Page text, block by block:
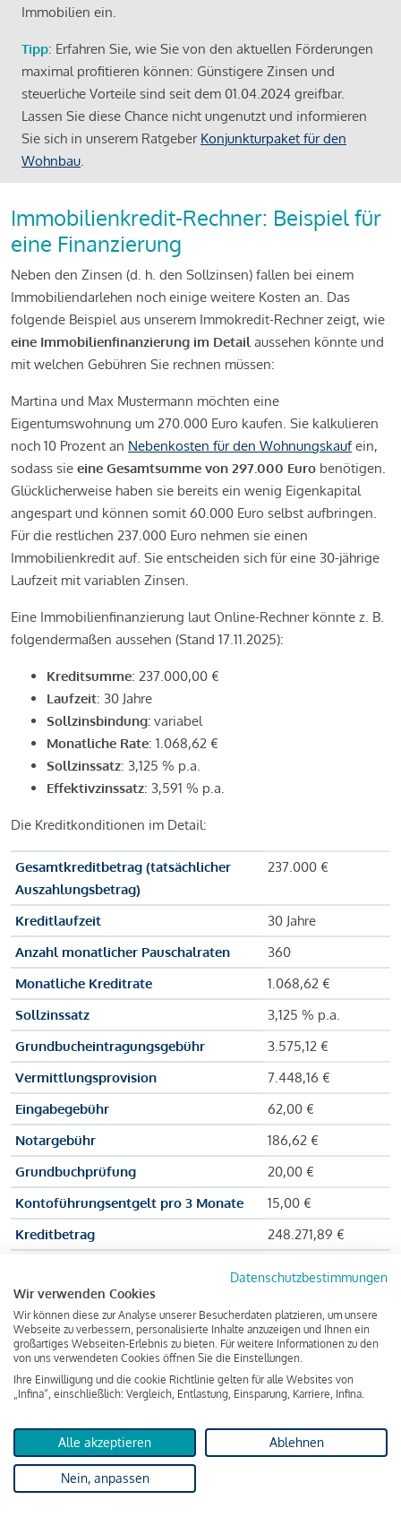
Immobilien ein.
Tipp: Erfahren Sie, wie Sie von den aktuellen Förderungen
maximal profitieren können: Günstigere Zinsen und
steuerliche Vorteile sind seit dem 01.04.2024 greifbar.
Lassen Sie diese Chance nicht ungenutzt und informieren
Sie sich in unserem Ratgeber Konjunkturpaket für den
Wohnbau.
Immobilienkredit-Rechner: Beispiel für
eine Finanzierung
Neben den Zinsen (d. h. den Sollzinsen) fallen bei einem
Immobiliendarlehen noch einige weitere Kosten an. Das
folgende Beispiel aus unserem Immokredit-Rechner zeigt, wie
eine Immobilienfinanzierung im Detail aussehen könnte und
mit welchen Gebühren Sie rechnen müssen:
Martina und Max Mustermann möchten eine
Eigentumswohnung um 270.000 Euro kaufen. Sie kalkulieren
noch 10 Prozent an Nebenkosten für den Wohnungskaufein,
sodass sie eine Gesamtsumme von 297.000 Euro benötigen.
Glücklicherweise haben sie bereits ein wenig Eigenkapital
angespart und können somit 60.000 Euro selbst aufbringen.
Für die restlichen 237.000 Euro nehmen sie einen
Immobilienkredit auf. Sie entscheiden sich für eine 30-jährige
Laufzeit mit variablen Zinsen.
Eine Immobilienfinanzierung laut Online-Rechner könnte z. B.
folgendermaßen aussehen (Stand 17.11.2025):
Kreditsumme: 237.000,00 €
Laufzeit: 30 Jahre
Sollzinsbindung: variabel
Monatliche Rate: 1.068,62 €
Sollzinssatz: 3,125 % p.a.
Effektivzinssatz: 3,591 % p.a.
Die Kreditkonditionen im Detail:
Gesamtkreditbetrag (tatsächlicher
Auszahlungsbetrag)
237.000 €
Kreditlaufzeit
30 Jahre
Anzahl monatlicher Pauschalraten
360
Monatliche Kreditrate
1.068,62 €
Sollzinssatz
3,125 % p.a.
Grundbucheintragungsgebühr
3.575,12 €
Vermittlungsprovision
7.448,16 €
Eingabegebühr
62,00 €
Notargebühr
186,62 €
Grundbuchprüfung
20,00 €
Kontoführungsentgelt pro 3 Monate
15,00 €
Kreditbetrag
248.271,89 €
Zu zahlender Gesamtbetrag
Kreditvermittler
INFINA Credit
Broker GmbH
von 237.000 Euro ausgezahlt, um die Wohnung zu kaufen.
Darüber hinaus fallen aber noch einige Gebühren an (z. B. die
Grundbucheintragungsgebühr), sodass die Bank den
Datenschutzbestimmungen
Wir verwenden Cookies
Wir können diese zur Analyse unserer Besucherdaten platzieren, um unsere
Webseite zu verbessern, personalisierte Inhalte anzuzeigen und Ihnen ein
großartiges Webseiten-Erlebnis zu bieten. Für weitere Informationen zu den
von uns verwendeten Cookies öffnen Sie die Einstellungen.
Ihre Einwilligung und die cookie Richtlinie gelten für alle Websites von
„Infina“, einschließlich: Vergleich, Entlastung, Einsparung, Karriere, Infina.
Alle akzeptieren Ablehnen
Nein, anpassen